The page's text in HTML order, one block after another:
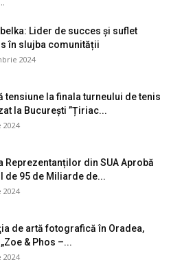
Lider de succes și suflet
în slujba comunității
2024
tensiune la finala turneului de tenis
la București ”Țiriac...
2024
Reprezentanților din SUA Aprobă
de 95 de Miliarde de...
2024
de artă fotografică în Oradea,
& Phos –...
2024